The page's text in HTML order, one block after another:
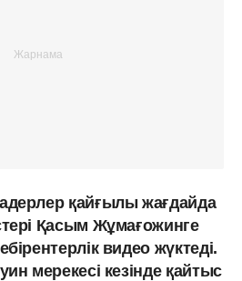
қайғылы жағдайда
Қасым Жұмағожинге
видео жүктеді.
мерекесі кезінде қайтыс